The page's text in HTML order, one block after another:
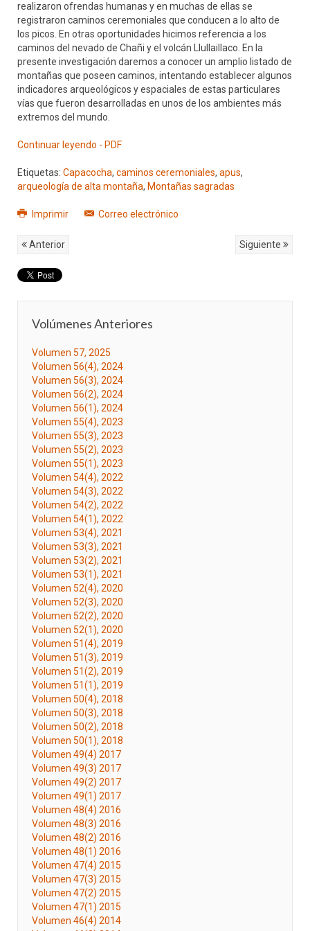
realizaron ofrendas humanas y en muchas de ellas se
registraron caminos ceremoniales que conducen a lo alto de
los picos. En otras oportunidades hicimos referencia a los
caminos del nevado de Chañi y el volcán Llullaillaco. En la
presente investigación daremos a conocer un amplio listado de
montañas que poseen caminos, intentando establecer algunos
indicadores arqueológicos y espaciales de estas particulares
vías que fueron desarrolladas en unos de los ambientes más
extremos del mundo.
Continuar leyendo - PDF
Etiquetas: Capacocha, caminos ceremoniales, apus,
arqueología de alta montaña, Montañas sagradas
Imprimir Correo electrónico
Anterior Siguiente
Volúmenes Anteriores
Volumen 57, 2025
Volumen 56(4), 2024
Volumen 56(3), 2024
Volumen 56(2), 2024
Volumen 56(1), 2024
Volumen 55(4), 2023
Volumen 55(3), 2023
Volumen 55(2), 2023
Volumen 55(1), 2023
Volumen 54(4), 2022
Volumen 54(3), 2022
Volumen 54(2), 2022
Volumen 54(1), 2022
Volumen 53(4), 2021
Volumen 53(3), 2021
Volumen 53(2), 2021
Volumen 53(1), 2021
Volumen 52(4), 2020
Volumen 52(3), 2020
Volumen 52(2), 2020
Volumen 52(1), 2020
Volumen 51(4), 2019
Volumen 51(3), 2019
Volumen 51(2), 2019
Volumen 51(1), 2019
Volumen 50(4), 2018
Volumen 50(3), 2018
Volumen 50(2), 2018
Volumen 50(1), 2018
Volumen 49(4) 2017
Volumen 49(3) 2017
Volumen 49(2) 2017
Volumen 49(1) 2017
Volumen 48(4) 2016
Volumen 48(3) 2016
Volumen 48(2) 2016
Volumen 48(1) 2016
Volumen 47(4) 2015
Volumen 47(3) 2015
Volumen 47(2) 2015
Volumen 47(1) 2015
Volumen 46(4) 2014